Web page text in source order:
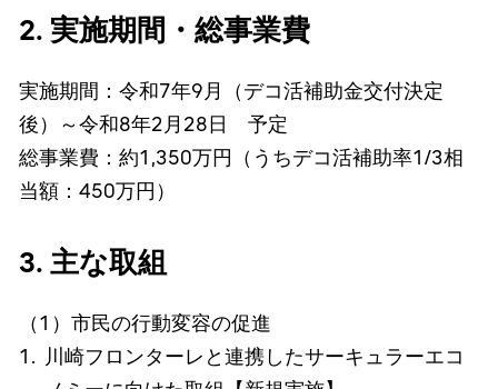
2. 実施期間・総事業費
実施期間：令和7年9月（デコ活補助金交付決定
後）～令和8年2月28日 予定
総事業費：約1,350万円（うちデコ活補助率1/3相
当額：450万円）
3. 主な取組
（1）市民の行動変容の促進
川崎フロンターレと連携したサーキュラーエコ